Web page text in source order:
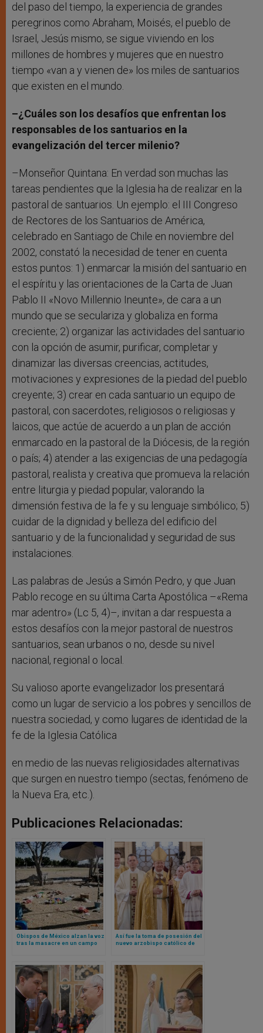
del paso del tiempo, la experiencia de grandes
peregrinos como Abraham, Moisés, el pueblo de
Israel, Jesús mismo, se sigue viviendo en los
millones de hombres y mujeres que en nuestro
tiempo «van a y vienen de» los miles de santuarios
que existen en el mundo.
–¿Cuáles son los desafíos que enfrentan los
responsables de los santuarios en la
evangelización del tercer milenio?
–Monseñor Quintana: En verdad son muchas las
tareas pendientes que la Iglesia ha de realizar en la
pastoral de santuarios. Un ejemplo: el III Congreso
de Rectores de los Santuarios de América,
celebrado en Santiago de Chile en noviembre del
2002, constató la necesidad de tener en cuenta
estos puntos: 1) enmarcar la misión del santuario en
el espíritu y las orientaciones de la Carta de Juan
Pablo II «Novo Millennio Ineunte», de cara a un
mundo que se seculariza y globaliza en forma
creciente; 2) organizar las actividades del santuario
con la opción de asumir, purificar, completar y
dinamizar las diversas creencias, actitudes,
motivaciones y expresiones de la piedad del pueblo
creyente; 3) crear en cada santuario un equipo de
pastoral, con sacerdotes, religiosos o religiosas y
laicos, que actúe de acuerdo a un plan de acción
enmarcado en la pastoral de la Diócesis, de la región
o país; 4) atender a las exigencias de una pedagogía
pastoral, realista y creativa que promueva la relación
entre liturgia y piedad popular, valorando la
dimensión festiva de la fe y su lenguaje simbólico; 5)
cuidar de la dignidad y belleza del edificio del
santuario y de la funcionalidad y seguridad de sus
instalaciones.
Las palabras de Jesús a Simón Pedro, y que Juan
Pablo recoge en su última Carta Apostólica –«Rema
mar adentro» (Lc 5, 4)–, invitan a dar respuesta a
estos desafíos con la mejor pastoral de nuestros
santuarios, sean urbanos o no, desde su nivel
nacional, regional o local.
Su valioso aporte evangelizador los presentará
como un lugar de servicio a los pobres y sencillos de
nuestra sociedad, y como lugares de identidad de la
fe de la Iglesia Católica
en medio de las nuevas religiosidades alternativas
que surgen en nuestro tiempo (sectas, fenómeno de
la Nueva Era, etc.).
Publicaciones Relacionadas:
Obispos de México alzan la voz
tras la masacre en un campo
Así fue la toma de posesión del
nuevo arzobispo católico de